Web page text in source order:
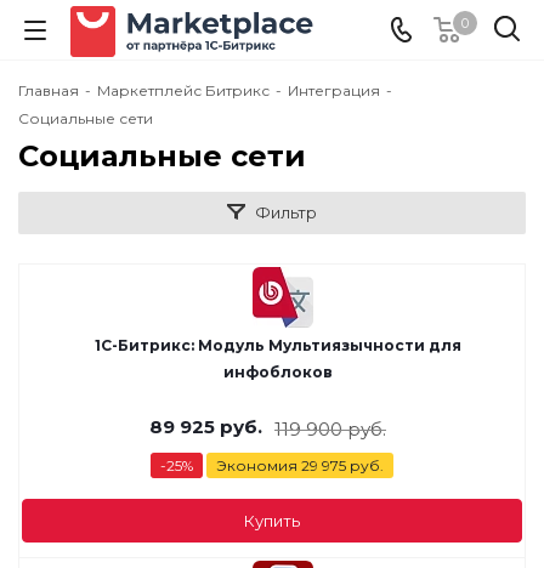
0
Главная - Маркетплейс Битрикс - Интеграция -
Социальные сети
Социальные сети
Фильтр
1С-Битрикс: Модуль Мультиязычности для
инфоблоков
89 925 руб. 119 900руб.
-25% Экономия 29 975 руб.
Купить